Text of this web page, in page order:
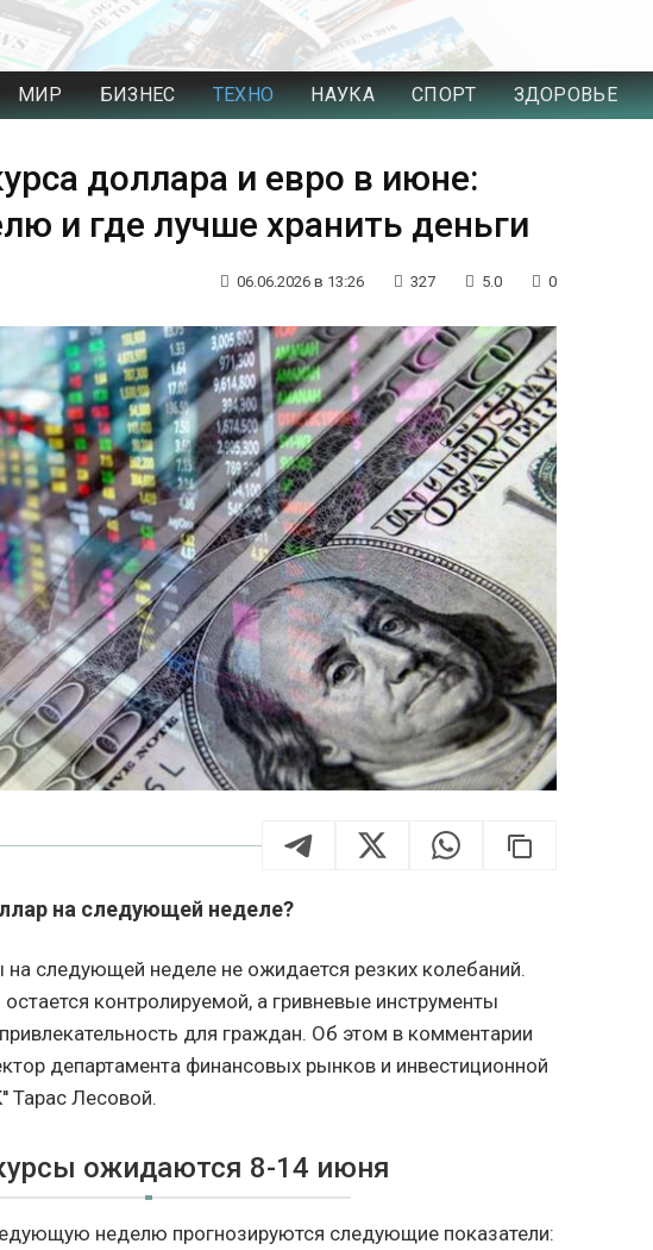
МИР БИЗНЕС ТЕХНО НАУКА СПОРТ ЗДОРОВЬЕ
доллара и евро в июне:
и где лучше хранить деньги
06.06.2026 в 13:26 327 5.0 0
на следующей неделе?
следующей неделе не ожидается резких колебаний.
контролируемой, а гривневые инструменты
для граждан. Об этом в комментарии
департамента финансовых рынков и инвестиционной
Тарас Лесовой.
ожидаются 8-14 июня
неделю прогнозируются следующие показатели: